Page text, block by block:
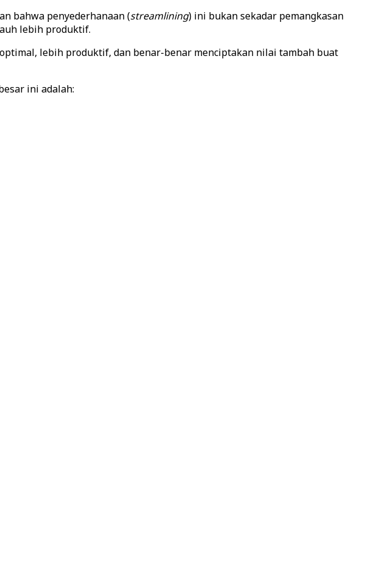
bahwa penyederhanaan (streamlining) ini bukan sekadar pemangkasan
lebih produktif.
lebih produktif, dan benar-benar menciptakan nilai tambah buat
ini adalah: